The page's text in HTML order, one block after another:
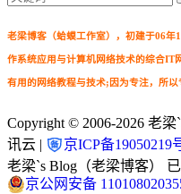
老梁博客（蛤蟆工作室），初建于06年
作系统应用与计算机网络技术的综合IT
有用的网络教程与技术;因为专注，所以
Copyright © 2006-2026 老梁
讯云 |
京ICP备19050219
老梁`s Blog（老梁博客）
京公网安备